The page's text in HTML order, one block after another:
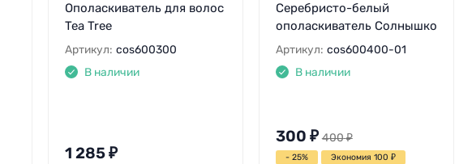
Ополаскиватель для волос
Tea Tree
Артикул: cos600300
В наличии
1 285₽
Серебристо-белый
ополаскиватель Солнышко
Артикул: cos600400-01
В наличии
300 ₽ 400₽
- 25% Экономия 100 ₽